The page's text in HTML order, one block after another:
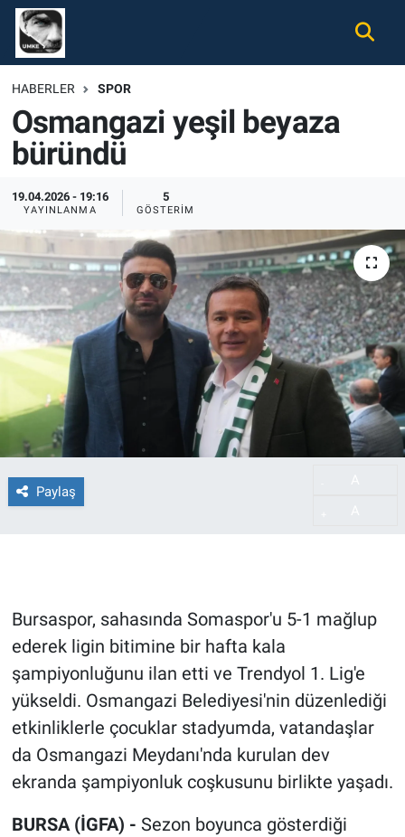
HABERLER SPOR
Osmangazi yeşil beyaza
büründü
19.04.2026 - 19:16
YAYINLANMA
5
GÖSTERIM
Paylaş
Bursaspor, sahasında Somaspor'u 5-1 mağlup
ederek ligin bitimine bir hafta kala
şampiyonluğunu ilan etti ve Trendyol 1. Lig'e
yükseldi. Osmangazi Belediyesi'nin düzenlediği
etkinliklerle çocuklar stadyumda, vatandaşlar
da Osmangazi Meydanı'nda kurulan dev
ekranda şampiyonluk coşkusunu birlikte yaşadı.
BURSA (İGFA) - Sezon boyunca gösterdiği
Gündem
Ekonomi
Spor
Magazin
Tüm Haberler
İletişim
Künye
Nöbetçi Eczaneler
Hava Durumu
Namaz Vakitleri
Trafik Durumu
Süper Lig Puan Durumu ve Fikstür
Tüm Manşetler
Son Dakika Haberleri
Haber Arşivi